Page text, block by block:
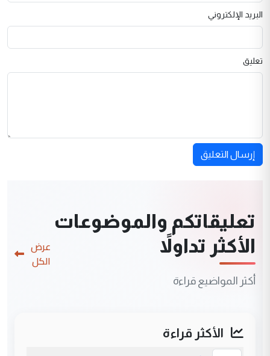
البريد الإلكتروني
تعليق
إرسال التعليق
تعليقاتكم والموضوعات
الأكثر تداولاً
أكثر المواضيع قراءة
عرض
الكل
الأكثر قراءة